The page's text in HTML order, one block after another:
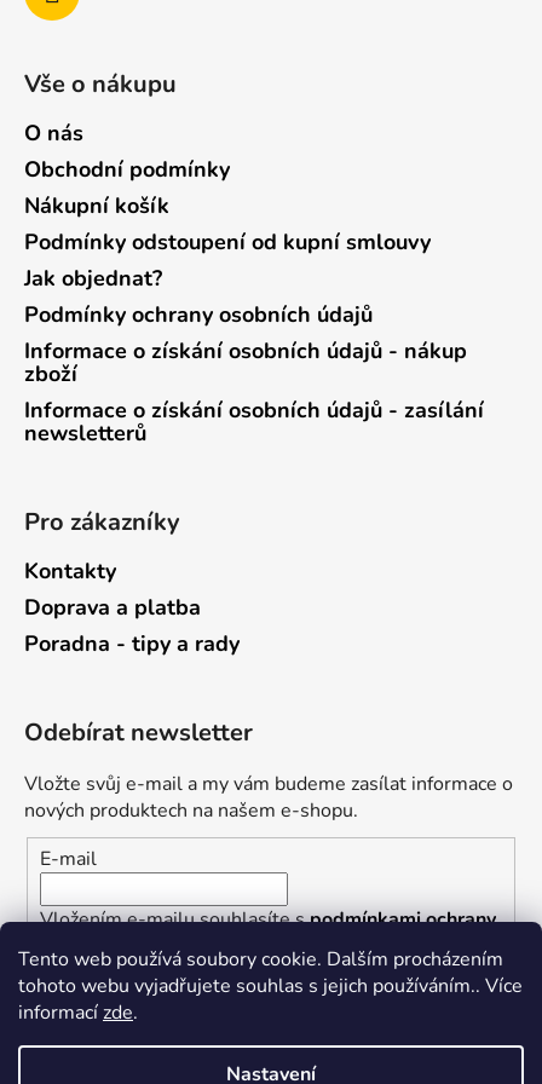
Tento web používá soubory cookie. Dalším procházením
tohoto webu vyjadřujete souhlas s jejich používáním.. Více
informacízde.
Nastavení
Vše o nákupu
O nás
Obchodní podmínky
Nákupní košík
Podmínky odstoupení od kupní smlouvy
Jak objednat?
Podmínky ochrany osobních údajů
Informace o získání osobních údajů - nákup
zboží
Informace o získání osobních údajů - zasílání
newsletterů
Pro zákazníky
Kontakty
Doprava a platba
Poradna - tipy a rady
Odebírat newsletter
Vložte svůj e-mail a my vám budeme zasílat informace o
nových produktech na našem e-shopu.
E-mail
Vložením e-mailu souhlasíte spodmínkami ochrany
osobních údajů
PŘIHLÁSIT SE